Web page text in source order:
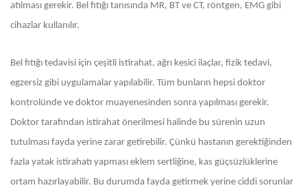
atılması gerekir. Bel fıtığı tanısında MR, BT ve CT, röntgen, EMG gibi
cihazlar kullanılır.
Bel fıtığı tedavisi için çeşitli istirahat, ağrı kesici ilaçlar, fizik tedavi,
egzersiz gibi uygulamalar yapılabilir. Tüm bunların hepsi doktor
kontrolünde ve doktor muayenesinden sonra yapılması gerekir.
Doktor tarafından istirahat önerilmesi halinde bu sürenin uzun
tutulması fayda yerine zarar getirebilir. Çünkü hastanın gerektiğinden
fazla yatak istirahatı yapması eklem sertliğine, kas güçsüzlüklerine
ortam hazırlayabilir. Bu durumda fayda getirmek yerine ciddi sorunlar